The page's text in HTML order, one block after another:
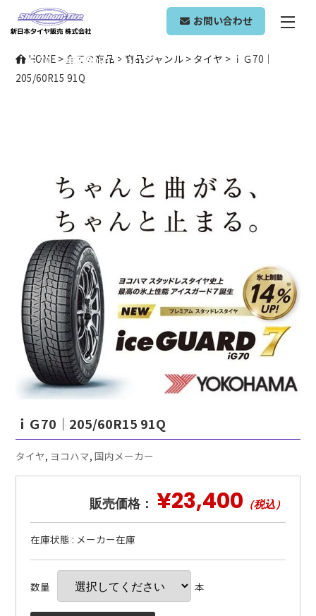
お問い合わせ
ONLINE SHOP
ｉＧ70｜205/60R15 91Q
HOME >全ての商品 >商品ジャンル > タイヤ > ｉＧ70｜
205/60R15 91Q
ｉＧ70｜205/60R15 91Q
タイヤ, ヨコハマ,国内メーカー
販売価格： ¥23,400 （税込）
在庫状態 : メーカー在庫
数量 本